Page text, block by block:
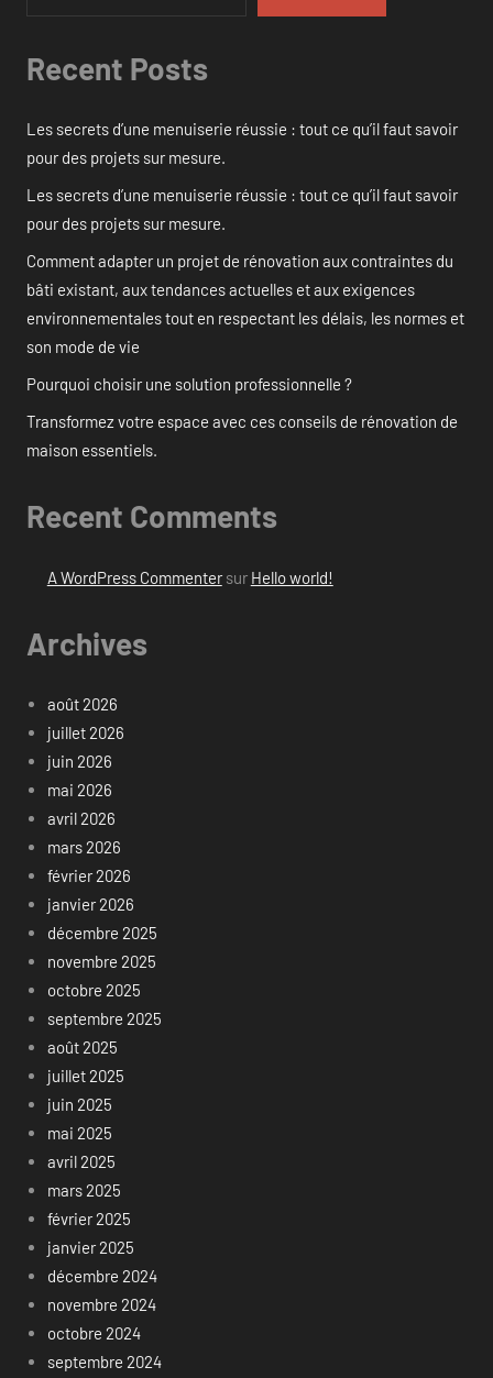
Recent Posts
Les secrets d’une menuiserie réussie : tout ce qu’il faut savoir
pour des projets sur mesure.
Les secrets d’une menuiserie réussie : tout ce qu’il faut savoir
pour des projets sur mesure.
Comment adapter un projet de rénovation aux contraintes du
bâti existant, aux tendances actuelles et aux exigences
environnementales tout en respectant les délais, les normes et
son mode de vie
Pourquoi choisir une solution professionnelle ?
Transformez votre espace avec ces conseils de rénovation de
maison essentiels.
Recent Comments
A WordPress Commentersur Hello world!
Archives
août 2026
juillet 2026
juin 2026
mai 2026
avril 2026
mars 2026
février 2026
janvier 2026
décembre 2025
novembre 2025
octobre 2025
septembre 2025
août 2025
juillet 2025
juin 2025
mai 2025
avril 2025
mars 2025
février 2025
janvier 2025
décembre 2024
novembre 2024
octobre 2024
septembre 2024